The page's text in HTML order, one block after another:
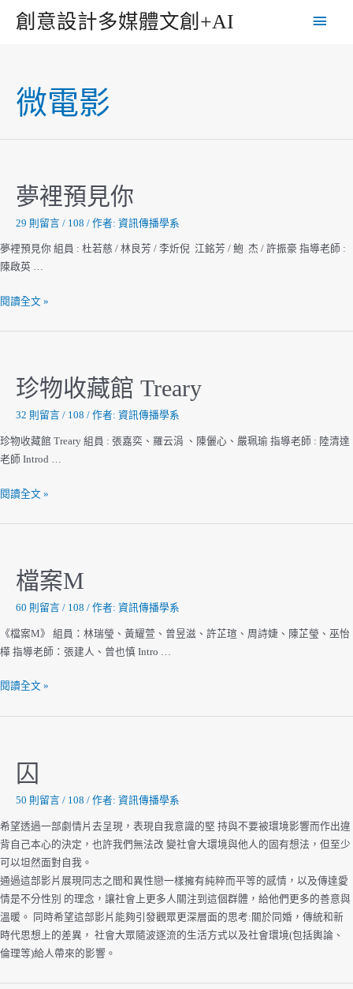
創意設計多媒體文創+AI
主
微電影
夢裡預見你
29 則留言 / 108 / 作者: 資訊傳播學系
夢裡預見你 組員 : 杜若慈 / 林良芳 / 李炘倪 江銘芳 / 鮑 杰 / 許振豪 指導老師 :
陳啟英 …
夢
閱讀全文 »
珍物收藏館 Treary
32 則留言 / 108 / 作者: 資訊傳播學系
珍物收藏館 Treary 組員 : 張嘉奕、羅云涓 、陳儷心、嚴珮瑜 指導老師 : 陸清達
老師 Introd …
珍
Treary
閱讀全文 »
檔案M
60 則留言 / 108 / 作者: 資訊傳播學系
《檔案M》 組員：林瑞瑩、黃耀萱、曾昱滋、許芷瑄、周詩婕、陳芷瑩、巫怡
樺 指導老師：張建人、曾也慎 Intro …
檔
閱讀全文 »
囚
50 則留言 / 108 / 作者: 資訊傳播學系
希望透過一部劇情片去呈現，表現自我意識的堅 持與不要被環境影響而作出違
背自己本心的決定，也許我們無法改 變社會大環境與他人的固有想法，但至少
可以坦然面對自我。
通過這部影片展現同志之間和異性戀一樣擁有純粹而平等的感情，以及傳達愛
情是不分性別 的理念，讓社會上更多人關注到這個群體，給他們更多的善意與
溫暖。 同時希望這部影片能夠引發觀眾更深層面的思考:關於同婚，傳統和新
時代思想上的差異， 社會大眾隨波逐流的生活方式以及社會環境(包括輿論、
倫理等)給人帶來的影響。